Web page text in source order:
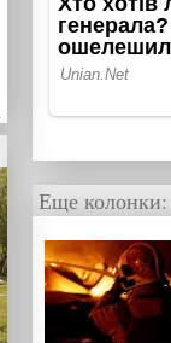
Еще колонки: